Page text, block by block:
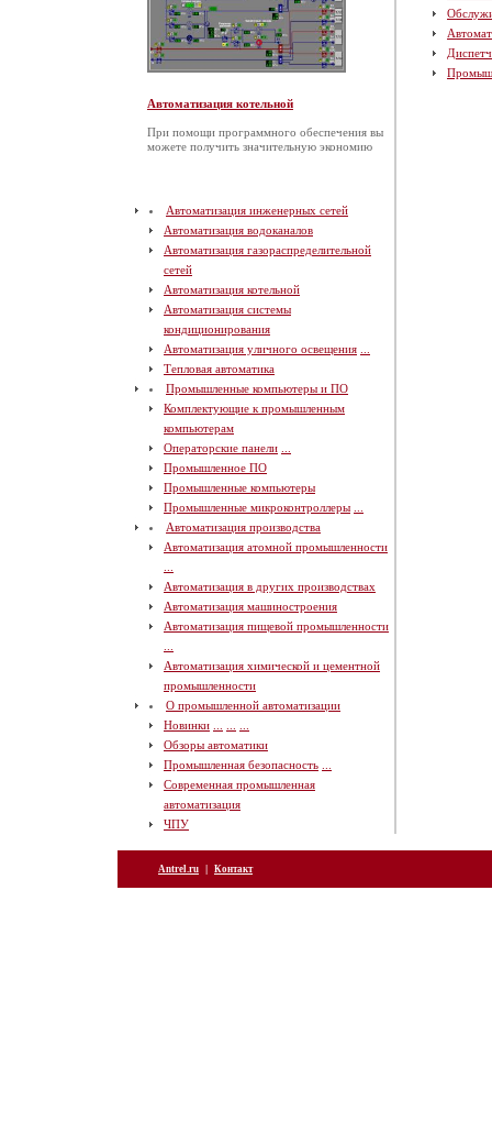
Автоматизация котельной
При помощи программного обеспечения вы
можете получить значительную экономию
Автоматизация инженерных сетей
Автоматизация водоканалов
Автоматизация газораспределительной
сетей
Автоматизация котельной
Автоматизация системы
кондиционирования
Автоматизация уличного освещения
Тепловая автоматика
Промышленные компьютеры и ПО
Комплектующие к промышленным
компьютерам
Операторские панели
Промышленное ПО
Промышленные компьютеры
Промышленные микроконтроллеры
Автоматизация производства
Автоматизация атомной промышленности
Автоматизация в других производствах
Автоматизация машиностроения
Автоматизация пищевой промышленности
Автоматизация химической и цементной
промышленности
О промышленной автоматизации
Новинки
Обзоры автоматики
Промышленная безопасность
Современная промышленная
автоматизация
ЧПУ
Antrel.ru | Контакт